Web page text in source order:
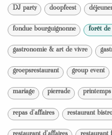
DJ party doopfeest
fondue bourguignonne forêt de
gastronomie & art de vivre
groepsrestaurant group event
mariage pierrade
repas d'affaires restaurant